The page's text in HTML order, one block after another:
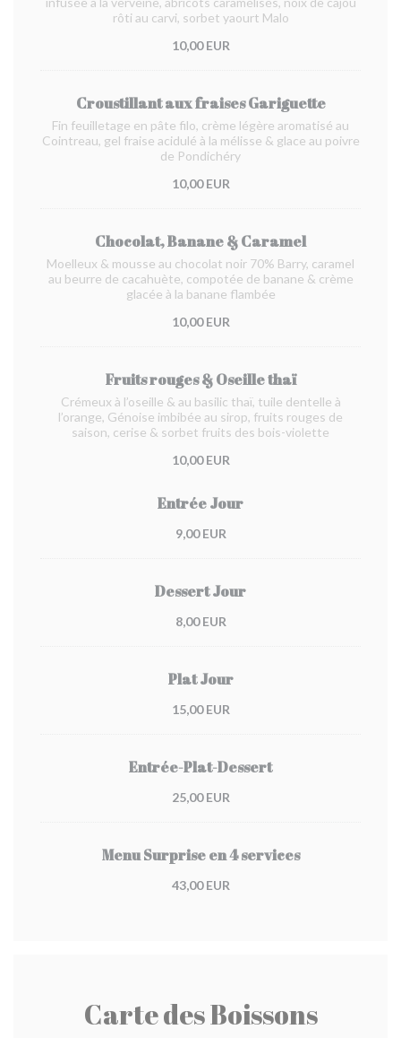
rôti au carvi, sorbet yaourt Malo
10,00 EUR
Croustillant aux fraises Gariguette
Fin feuilletage en pâte filo, crème légère aromatisé au
Cointreau, gel fraise acidulé à la mélisse & glace au poivre
de Pondichéry
10,00 EUR
Chocolat, Banane & Caramel
Moelleux & mousse au chocolat noir 70% Barry, caramel
au beurre de cacahuète, compotée de banane & crème
glacée à la banane flambée
10,00 EUR
Fruits rouges & Oseille thaï
Crémeux à l’oseille & au basilic thaï, tuile dentelle à
l’orange, Génoise imbibée au sirop, fruits rouges de
saison, cerise & sorbet fruits des bois-violette
10,00 EUR
Entrée Jour
9,00 EUR
Dessert Jour
8,00 EUR
Plat Jour
15,00 EUR
Entrée-Plat-Dessert
25,00 EUR
Menu Surprise en 4 services
43,00 EUR
Carte des Boissons